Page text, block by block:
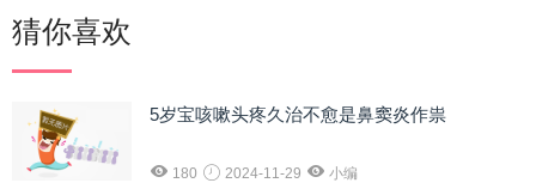
猜你喜欢
5岁宝咳嗽头疼久治不愈是鼻窦炎作祟
180 2024-11-29 小编